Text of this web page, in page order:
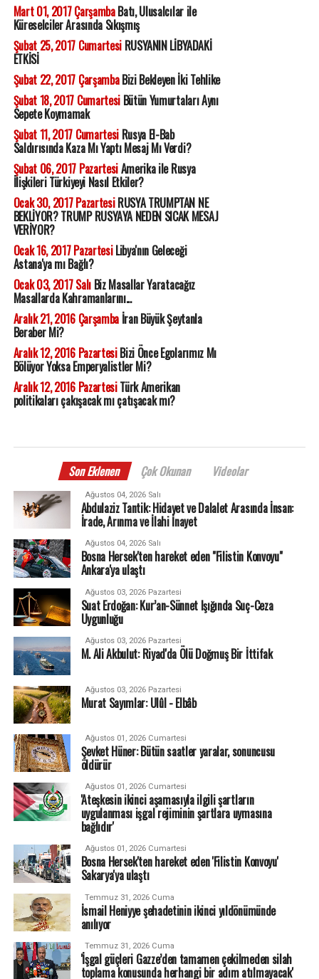
Mart 01, 2017 ÇarşambaBatı, Ulusalcılar ile
Küreselciler Arasında Sıkışmış
Şubat 25, 2017 CumartesiRUSYANIN LİBYADAKİ
ETKİSİ
Şubat 22, 2017 ÇarşambaBizi Bekleyen İki Tehlike
Şubat 18, 2017 CumartesiBütün Yumurtaları Aynı
Sepete Koymamak
Şubat 11, 2017 CumartesiRusya El-Bab
Saldırısında Kaza Mı Yaptı Mesaj Mı Verdi?
Şubat 06, 2017 PazartesiAmerika ile Rusya
İlişkileri Türkiyeyi Nasıl Etkiler?
Ocak 30, 2017 PazartesiRUSYA TRUMPTAN NE
BEKLİYOR? TRUMP RUSYAYA NEDEN SICAK MESAJ
VERİYOR?
Ocak 16, 2017 PazartesiLibya'nın Geleceği
Astana'ya mı Bağlı?
Ocak 03, 2017 SalıBiz Masallar Yaratacağız
Masallarda Kahramanlarını...
Aralık 21, 2016 Çarşambaİran Büyük Şeytanla
Beraber Mi?
Aralık 12, 2016 PazartesiBizi Önce Egolarımız Mı
Bölüyor Yoksa Emperyalistler Mi?
Aralık 12, 2016 PazartesiTürk Amerikan
politikaları çakışacak mı çatışacak mı?
Son Eklenen Çok Okunan Videolar
Ağustos 04, 2026 Salı
Abdulaziz Tantik: Hidayet ve Dalalet Arasında İnsan:
İrade, Arınma ve İlahi İnayet
Ağustos 04, 2026 Salı
Bosna Hersek'ten hareket eden "Filistin Konvoyu"
Ankara'ya ulaştı
Ağustos 03, 2026 Pazartesi
Suat Erdoğan: Kur’an-Sünnet Işığında Suç-Ceza
Uygunluğu
Ağustos 03, 2026 Pazartesi
M. Ali Akbulut: Riyad'da Ölü Doğmuş Bir İttifak
Ağustos 03, 2026 Pazartesi
Murat Sayımlar: Ulûl - Elbâb
Ağustos 01, 2026 Cumartesi
Şevket Hüner: Bütün saatler yaralar, sonuncusu
öldürür
Ağustos 01, 2026 Cumartesi
'Ateşkesin ikinci aşamasıyla ilgili şartların
uygulanması işgal rejiminin şartlara uymasına
bağlıdır'
Ağustos 01, 2026 Cumartesi
Bosna Hersek'ten hareket eden 'Filistin Konvoyu'
Sakarya'ya ulaştı
Temmuz 31, 2026 Cuma
İsmail Heniyye şehadetinin ikinci yıldönümünde
anılıyor
Temmuz 31, 2026 Cuma
'İşgal güçleri Gazze’den tamamen çekilmeden silah
toplama konusunda herhangi bir adım atılmayacak'